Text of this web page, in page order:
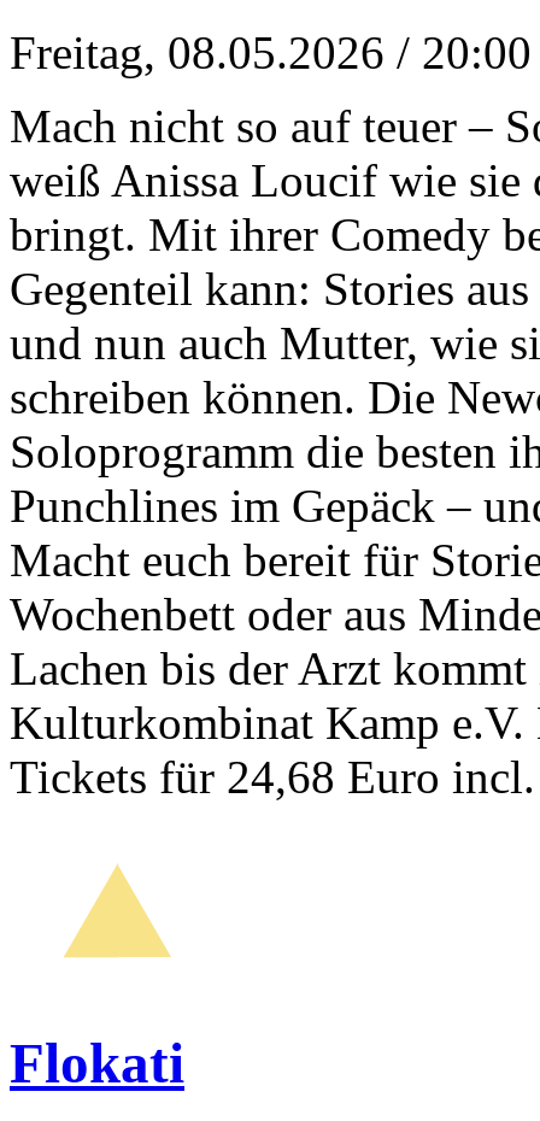
Freitag, 08.05.2026 / 20:00
Mach nicht so auf teuer –
weiß Anissa Loucif wie sie
bringt. Mit ihrer Comedy
Gegenteil kann: Stories
und nun auch Mutter, wie
schreiben können. Die
Soloprogramm die besten
Punchlines im Gepäck –
Macht euch bereit für
Wochenbett oder aus
Lachen bis der Arzt
Kulturkombinat Kamp e.V.
Tickets für 24,68 Euro
Flokati